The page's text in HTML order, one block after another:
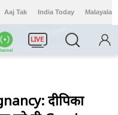
Aaj Tak India Today Malayalam
LIVE
दीपिका